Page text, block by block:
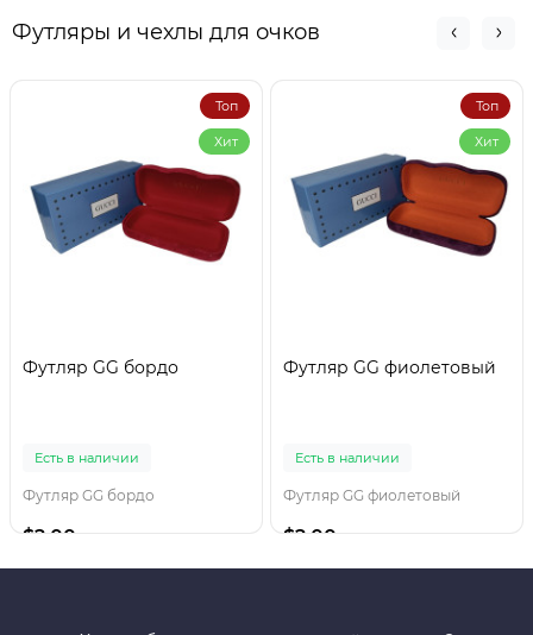
Футляры и чехлы для очков
Топ
Хит
Футляр GG бордо
Есть в наличии
Футляр GG бордо
$2.00
Топ
Хит
Футляр GG фиолетовый
Есть в наличии
Футляр GG фиолетовый
$2.00